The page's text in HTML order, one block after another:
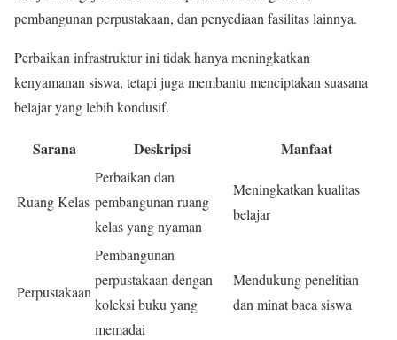
pembangunan perpustakaan, dan penyediaan fasilitas lainnya.
Perbaikan infrastruktur ini tidak hanya meningkatkan
kenyamanan siswa, tetapi juga membantu menciptakan suasana
belajar yang lebih kondusif.
Sarana Deskripsi Manfaat
Ruang Kelas
Perbaikan dan
pembangunan ruang
kelas yang nyaman
Meningkatkan kualitas
belajar
Perpustakaan
Pembangunan
perpustakaan dengan
koleksi buku yang
memadai
Mendukung penelitian
dan minat baca siswa